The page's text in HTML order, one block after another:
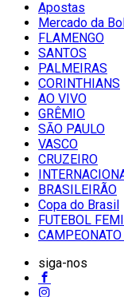
Apostas
Mercado da
FLAMENGO
SANTOS
PALMEIRAS
CORINTHIANS
AO VIVO
GRÊMIO
SĀO PAULO
VASCO
CRUZEIRO
BRASILEIRÃO
Copa do Brasil
FUTEBOL
siga-nos